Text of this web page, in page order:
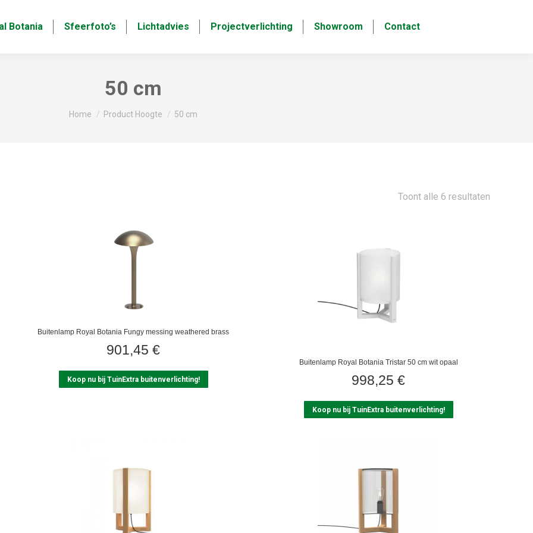
Botania Sfeerfoto’s Lichtadvies Projectverlichting Showroom Contact
50 cm
Je bent hier:
Home Product Hoogte 50 cm
Toont alle 6 resultaten
Buitenlamp Royal Botania Fungy messing weathered brass
901,45 €
Koop nu bij TuinExtra buitenverlichting!
Buitenlamp Royal Botania Tristar 50 cm wit opaal
998,25 €
Koop nu bij TuinExtra buitenverlichting!